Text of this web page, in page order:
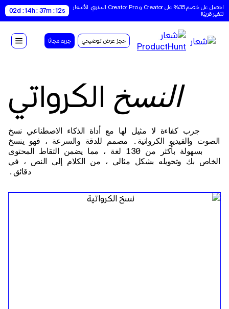
تتغير قريبًا!
02d : 14h : 37m : 11s
حجز عرض توضيحي جربه مجانًا
النسخ الكرواتي
جرب كفاءة لا مثيل لها مع أداة الذكاء الاصطناعي نسخ
الصوت والفيديو الكرواتية. مصمم للدقة والسرعة ، فهو ينسخ
بسهولة بأكثر من 130 لغة ، مما يضمن التقاط المحتوى
الخاص بك وتحويله بشكل مثالي ، من الكلام إلى النص ، في
دقائق.